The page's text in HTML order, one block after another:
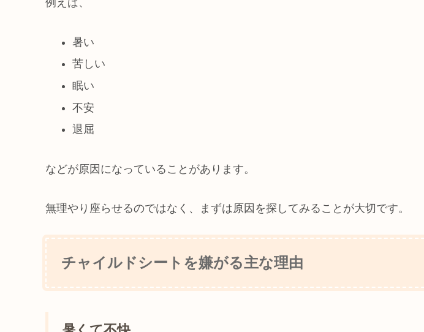
例えば、
暑い
苦しい
眠い
不安
退屈
などが原因になっていることがあります。
無理やり座らせるのではなく、まずは原因を探してみることが大切です。
チャイルドシートを嫌がる主な理由